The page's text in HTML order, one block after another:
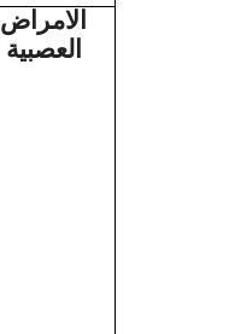
الامراض
العصبية